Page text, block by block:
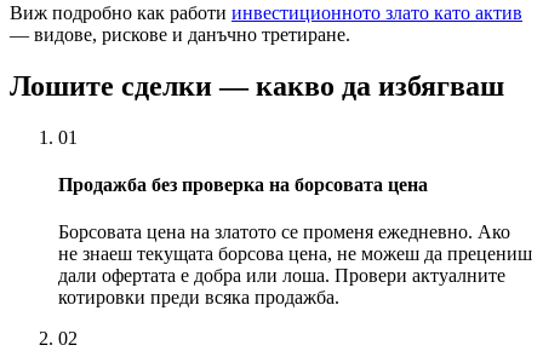
Виж подробно как работи инвестиционното злато като актив
— видове, рискове и данъчно третиране.
Лошите сделки — какво да избягваш
01
Продажба без проверка на борсовата цена
Борсовата цена на златото се променя ежедневно. Ако
не знаеш текущата борсова цена, не можеш да прецениш
дали офертата е добра или лоша. Провери актуалните
котировки преди всяка продажба.
02